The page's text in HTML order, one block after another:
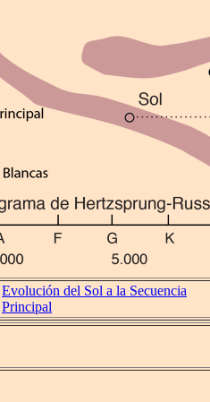
Evolución del Sol a la Secuencia
Principal